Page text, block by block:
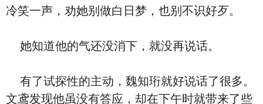
冷笑一声，劝她别做白日梦，也别不识好歹。
她知道他的气还没消下，就没再说话。
有了试探性的主动，魏知珩就好说话了很多。
文鸢发现他虽没有答应，却在下午时就带来了些